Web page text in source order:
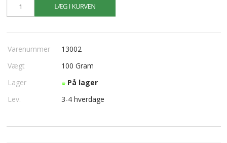
Varenummer
13002
Vægt
100 Gram
Lager
På lager
Lev.
3-4 hverdage